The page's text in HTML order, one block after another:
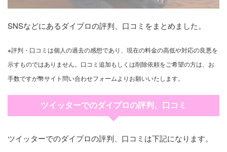
SNSなどにあるダイプロの評判、口コミをまとめました。
※評判・口コミは個人の過去の感想であり、現在の料金の高低や対応の良悪を
示すものではありません。口コミ追加もしくは削除依頼をご希望の方は、お
手数ですが幣サイト問い合わせフォームよりお願いいたします。
ツイッターでのダイプロの評判、口コミ
ツイッターでのダイプロの評判、口コミは下記になります。